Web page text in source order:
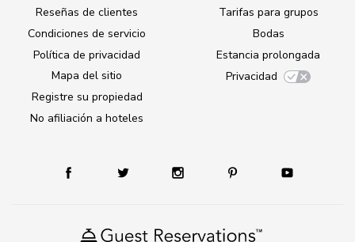
Reseñas de clientes
Condiciones de servicio
Política de privacidad
Mapa del sitio
Registre su propiedad
No afiliación a hoteles
Tarifas para grupos
Bodas
Estancia prolongada
Privacidad